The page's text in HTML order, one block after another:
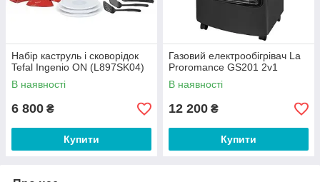
Набір каструль і сковорідок
Tefal Ingenio ON (L897SK04)
В наявності
6 800 ₴
Купити
Газовий електрообігрівач La
Proromance GS201 2v1
В наявності
12 200 ₴
Купити